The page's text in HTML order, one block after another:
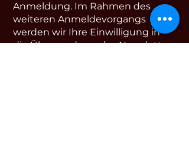
Anmeldung. Im Rahmen des
weiteren Anmeldevorgangs
werden wir Ihre Einwilligung in
die Übersendung des Newsletters